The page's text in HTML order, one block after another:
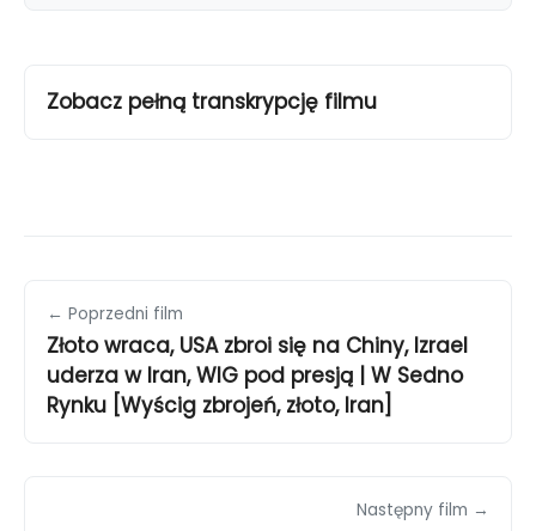
Zobacz pełną transkrypcję filmu
← Poprzedni film
Złoto wraca, USA zbroi się na Chiny, Izrael
uderza w Iran, WIG pod presją | W Sedno
Rynku [Wyścig zbrojeń, złoto, Iran]
Następny film →